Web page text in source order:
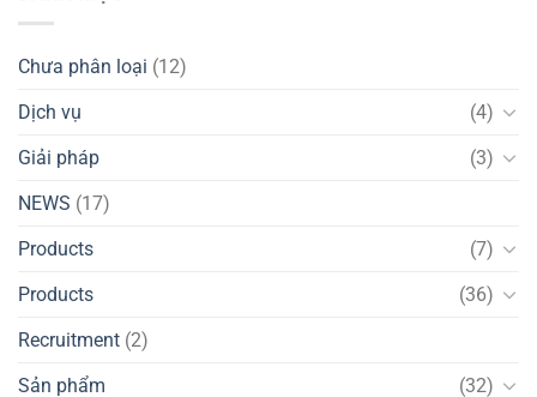
Chưa phân loại (12)
Dịch vụ
(4)
Giải pháp
(3)
NEWS (17)
Products
(7)
Products
(36)
Recruitment (2)
Sản phẩm
(32)